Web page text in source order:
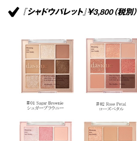
『シャドウパレット』￥3,800（税別）